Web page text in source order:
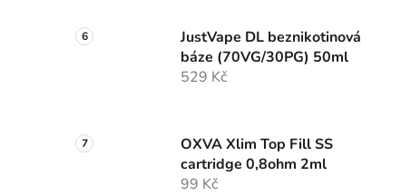
JustVape DL beznikotinová
báze (70VG/30PG) 50ml
529 Kč
OXVA Xlim Top Fill SS
cartridge 0,8ohm 2ml
99 Kč